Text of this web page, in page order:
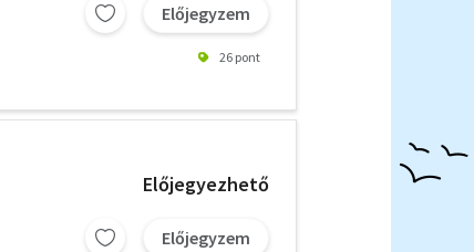
Előjegyzem
26 pont
Előjegyezhető
Előjegyzem